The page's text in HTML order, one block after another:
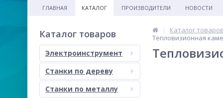
ГЛАВНАЯ КАТАЛОГ ПРОИЗВОДИТЕЛИ НОВОСТИ
Каталог товаров
Электроинструмент
Станки по дереву
Станки по металлу
Каталог
Тепловизионная